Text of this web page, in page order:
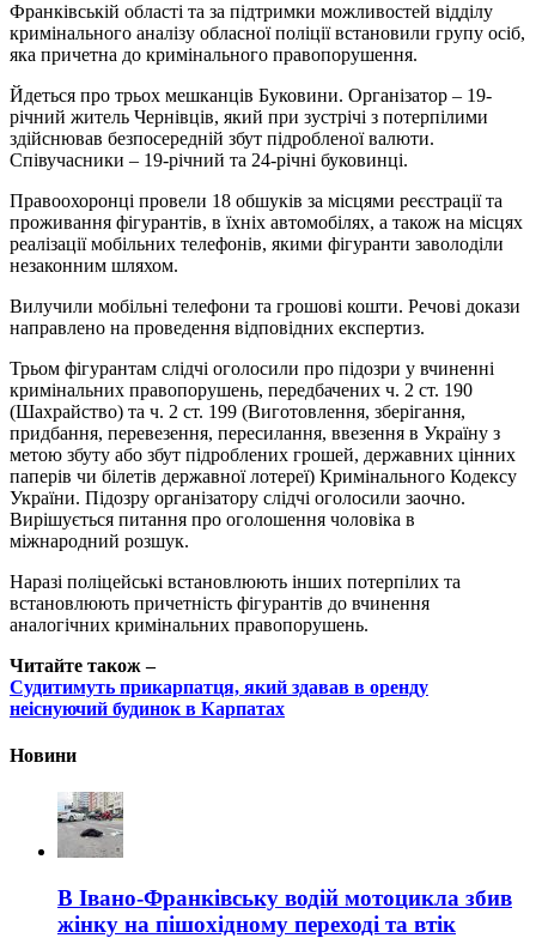
Франківській області та за підтримки можливостей відділу
кримінального аналізу обласної поліції встановили групу осіб,
яка причетна до кримінального правопорушення.
Йдеться про трьох мешканців Буковини. Організатор – 19-
річний житель Чернівців, який при зустрічі з потерпілими
здійснював безпосередній збут підробленої валюти.
Співучасники – 19-річний та 24-річні буковинці.
Правоохоронці провели 18 обшуків за місцями реєстрації та
проживання фігурантів, в їхніх автомобілях, а також на місцях
реалізації мобільних телефонів, якими фігуранти заволоділи
незаконним шляхом.
Вилучили мобільні телефони та грошові кошти. Речові докази
направлено на проведення відповідних експертиз.
Трьом фігурантам слідчі оголосили про підозри у вчиненні
кримінальних правопорушень, передбачених ч. 2 ст. 190
(Шахрайство) та ч. 2 ст. 199 (Виготовлення, зберігання,
придбання, перевезення, пересилання, ввезення в Україну з
метою збуту або збут підроблених грошей, державних цінних
паперів чи білетів державної лотереї) Кримінального Кодексу
України. Підозру організатору слідчі оголосили заочно.
Вирішується питання про оголошення чоловіка в
міжнародний розшук.
Наразі поліцейські встановлюють інших потерпілих та
встановлюють причетність фігурантів до вчинення
аналогічних кримінальних правопорушень.
Читайте також –
Судитимуть прикарпатця, який здавав в оренду
неіснуючий будинок в Карпатах
Новини
В Івано-Франківську водій мотоцикла збив
жінку на пішохідному переході та втік